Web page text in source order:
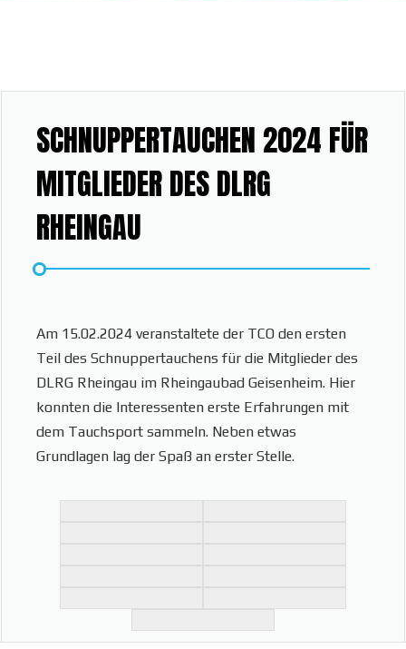
SCHNUPPERTAUCHEN 2024 FÜR
MITGLIEDER DES DLRG
RHEINGAU
Am 15.02.2024 veranstaltete der TCO den ersten
Teil des Schnuppertauchens für die Mitglieder des
DLRG Rheingau im Rheingaubad Geisenheim. Hier
konnten die Interessenten erste Erfahrungen mit
dem Tauchsport sammeln. Neben etwas
Grundlagen lag der Spaß an erster Stelle.